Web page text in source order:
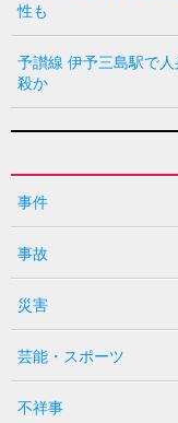
性も
予讃線 伊予三島駅で
殺か
事件
事故
災害
芸能・スポーツ
不祥事